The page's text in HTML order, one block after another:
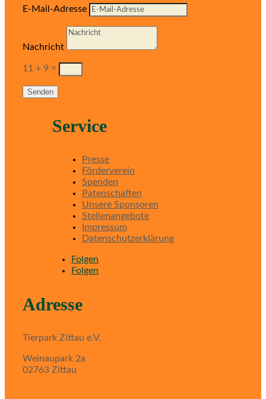
E-Mail-Adresse
Nachricht
11 + 9 =
Senden
Service
Presse
Förderverein
Spenden
Patenschaften
Unsere Sponsoren
Stellenangebote
Impressum
Datenschutzerklärung
Folgen
Folgen
Adresse
Tierpark Zittau e.V.
Weinaupark 2a
02763 Zittau